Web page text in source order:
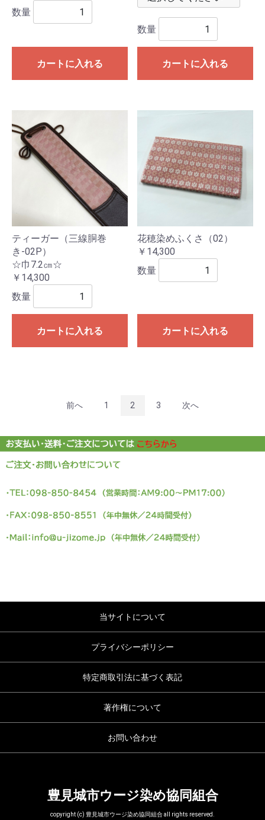
数量
カートに入れる
数量
カートに入れる
ティーガー（三線胴巻
き-02P）
☆巾7.2㎝☆
￥14,300
数量
カートに入れる
花穂染めふくさ（02）
￥14,300
数量
カートに入れる
前へ 1 2 3 次へ
当サイトについて
プライバシーポリシー
特定商取引法に基づく表記
著作権について
お問い合わせ
豊見城市ウージ染め協同組合
copyright (c) 豊見城市ウージ染め協同組合 all rights reserved.